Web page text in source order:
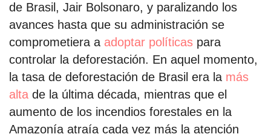
de Brasil, Jair Bolsonaro, y paralizando los
avances hasta que su administración se
comprometiera a adoptar políticas para
controlar la deforestación. En aquel momento,
la tasa de deforestación de Brasil era la más
alta de la última década, mientras que el
aumento de los incendios forestales en la
Amazonía atraía cada vez más la atención